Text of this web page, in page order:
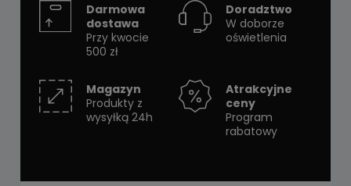
Darmowa
dostawa
Przy kwocie
500 zł
Doradztwo
W doborze
oświetlenia
Magazyn
Produkty z
wysyłką 24h
Atrakcyjne
ceny
Program
rabatowy